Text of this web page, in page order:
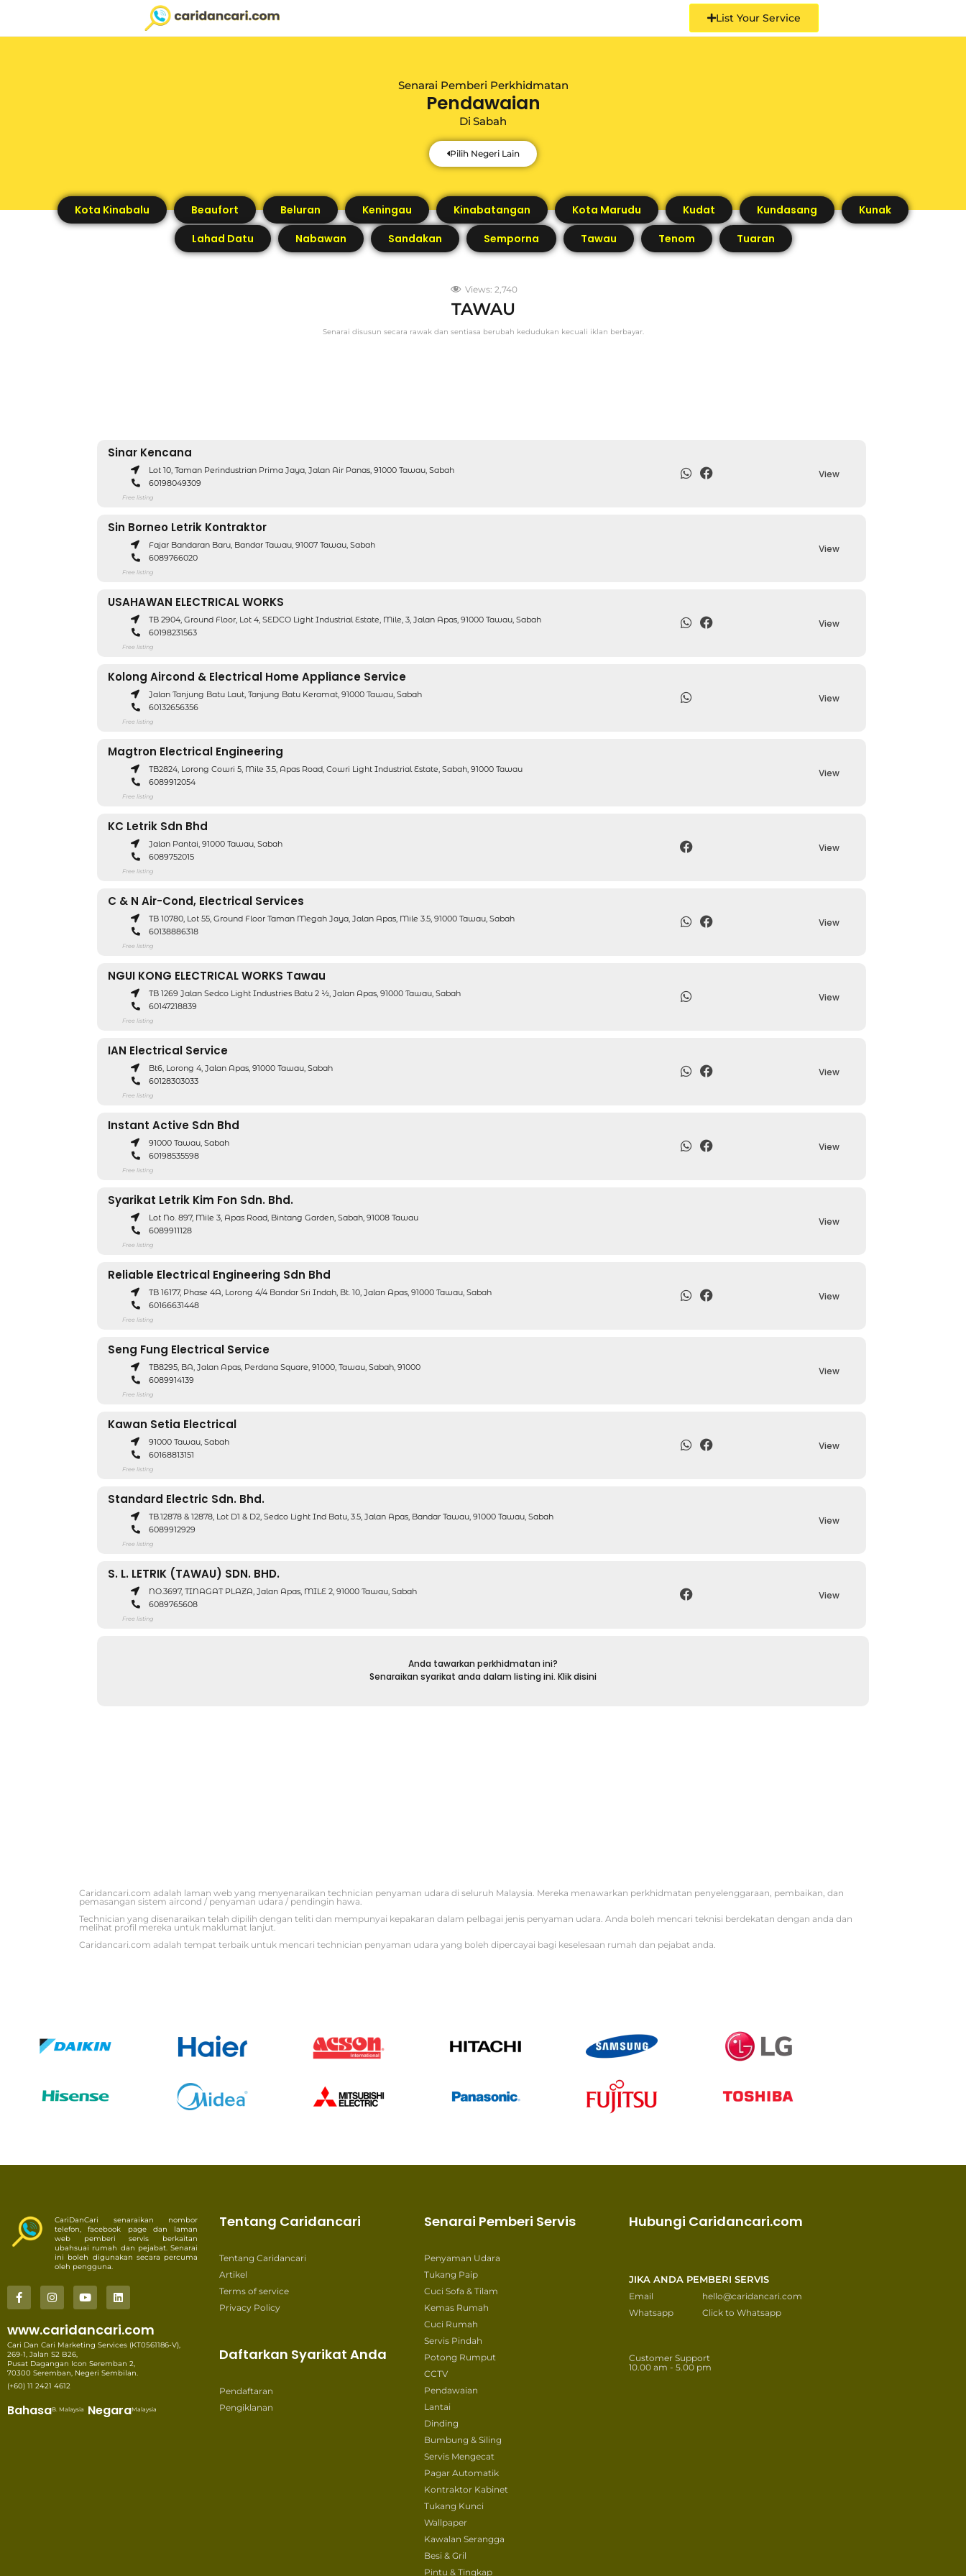
List Your Service
Senarai Pemberi Perkhidmatan
Pendawaian
Di Sabah
Pilih Negeri Lain
Kota Kinabalu Beaufort Beluran Keningau Kinabatangan Kota Marudu Kudat Kundasang
Kunak
Lahad Datu
Nabawan Sandakan Semporna Tawau Tenom Tuaran
Views: 2,740
TAWAU
Senarai disusun secara rawak dan sentiasa berubah kedudukan kecuali iklan berbayar.
Sinar Kencana
Lot 10, Taman Perindustrian Prima Jaya, Jalan Air Panas, 91000 Tawau, Sabah
60198049309
Free listing
View
Sin Borneo Letrik Kontraktor
Fajar Bandaran Baru, Bandar Tawau, 91007 Tawau, Sabah
6089766020
Free listing
View
USAHAWAN ELECTRICAL WORKS
TB 2904, Ground Floor, Lot 4, SEDCO Light Industrial Estate, Mile, 3, Jalan Apas, 91000 Tawau, Sabah
60198231563
Free listing
View
Kolong Aircond & Electrical Home Appliance Service
Jalan Tanjung Batu Laut, Tanjung Batu Keramat, 91000 Tawau, Sabah
60132656356
Free listing
View
Magtron Electrical Engineering
TB2824, Lorong Cowri 5, Mile 3.5, Apas Road, Cowri Light Industrial Estate, Sabah, 91000 Tawau
6089912054
Free listing
View
KC Letrik Sdn Bhd
Jalan Pantai, 91000 Tawau, Sabah
6089752015
Free listing
View
C & N Air-Cond, Electrical Services
TB 10780, Lot 55, Ground Floor Taman Megah Jaya, Jalan Apas, Mile 3.5, 91000 Tawau, Sabah
60138886318
Free listing
View
NGUI KONG ELECTRICAL WORKS Tawau
TB 1269 Jalan Sedco Light Industries Batu 2 ½, Jalan Apas, 91000 Tawau, Sabah
60147218839
Free listing
View
IAN Electrical Service
Bt6, Lorong 4, Jalan Apas, 91000 Tawau, Sabah
60128303033
Free listing
View
Instant Active Sdn Bhd
91000 Tawau, Sabah
60198535598
Free listing
View
Syarikat Letrik Kim Fon Sdn. Bhd.
Lot No. 897, Mile 3, Apas Road, Bintang Garden, Sabah, 91008 Tawau
6089911128
Free listing
View
Reliable Electrical Engineering Sdn Bhd
TB 16177, Phase 4A, Lorong 4/4 Bandar Sri Indah, Bt. 10, Jalan Apas, 91000 Tawau, Sabah
60166631448
Free listing
View
Seng Fung Electrical Service
TB8295, BA, Jalan Apas, Perdana Square, 91000, Tawau, Sabah, 91000
6089914139
Free listing
View
Kawan Setia Electrical
91000 Tawau, Sabah
60168813151
Free listing
View
Standard Electric Sdn. Bhd.
TB.12878 & 12878, Lot D1 & D2, Sedco Light Ind Batu, 3.5, Jalan Apas, Bandar Tawau, 91000 Tawau, Sabah
6089912929
Free listing
View
S. L. LETRIK (TAWAU) SDN. BHD.
NO.3697, TINAGAT PLAZA, Jalan Apas, MILE 2, 91000 Tawau, Sabah
6089765608
Free listing
View
Anda tawarkan perkhidmatan ini?
Senaraikan syarikat anda dalam listing ini. Klik disini
Caridancari.com adalah laman web yang menyenaraikan technician penyaman udara di seluruh Malaysia. Mereka menawarkan perkhidmatan penyelenggaraan, pembaikan, dan
pemasangan sistem aircond / penyaman udara / pendingin hawa.
Technician yang disenaraikan telah dipilih dengan teliti dan mempunyai kepakaran dalam pelbagai jenis penyaman udara. Anda boleh mencari teknisi berdekatan dengan anda dan
melihat profil mereka untuk maklumat lanjut.
Caridancari.com adalah tempat terbaik untuk mencari technician penyaman udara yang boleh dipercayai bagi keselesaan rumah dan pejabat anda.
CariDanCari senaraikan nombor
telefon, facebook page dan laman
web pemberi servis berkaitan
ubahsuai rumah dan pejabat. Senarai
ini boleh digunakan secara percuma
oleh pengguna.
www.caridancari.com
Cari Dan Cari Marketing Services (KT0561186-V),
269-1, Jalan S2 B26,
Pusat Dagangan Icon Seremban 2,
70300 Seremban, Negeri Sembilan.
(+60) 11 2421 4612
BahasaB. Malaysia NegaraMalaysia
Tentang Caridancari
Tentang Caridancari
Artikel
Terms of service
Privacy Policy
Daftarkan Syarikat Anda
Pendaftaran
Pengiklanan
Senarai Pemberi Servis
Penyaman Udara
Tukang Paip
Cuci Sofa & Tilam
Kemas Rumah
Cuci Rumah
Servis Pindah
Potong Rumput
CCTV
Pendawaian
Lantai
Dinding
Bumbung & Siling
Servis Mengecat
Pagar Automatik
Kontraktor Kabinet
Tukang Kunci
Wallpaper
Kawalan Serangga
Besi & Gril
Pintu & Tingkap
Hubungi Caridancari.com
JIKA ANDA PEMBERI SERVIS
Email
hello@caridancari.com
Whatsapp
Click to Whatsapp
Customer Support
10.00 am - 5.00 pm